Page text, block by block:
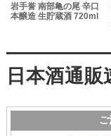
岩手誉 南部亀の尾 辛口
本醸造 生貯蔵酒 720ml